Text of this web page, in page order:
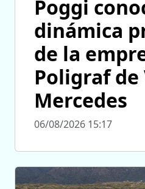
Poggi
dinámica
de la
Poligraf de
Mercedes
06/08/2026 15:17